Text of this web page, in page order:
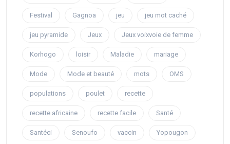
Festival Gagnoa jeu jeu mot caché
jeu pyramide Jeux Jeux voixvoie de femme
Korhogo loisir Maladie mariage
Mode Mode et beauté mots OMS
populations poulet recette
recette africaine recette facile Santé
Santéci Senoufo vaccin Yopougon